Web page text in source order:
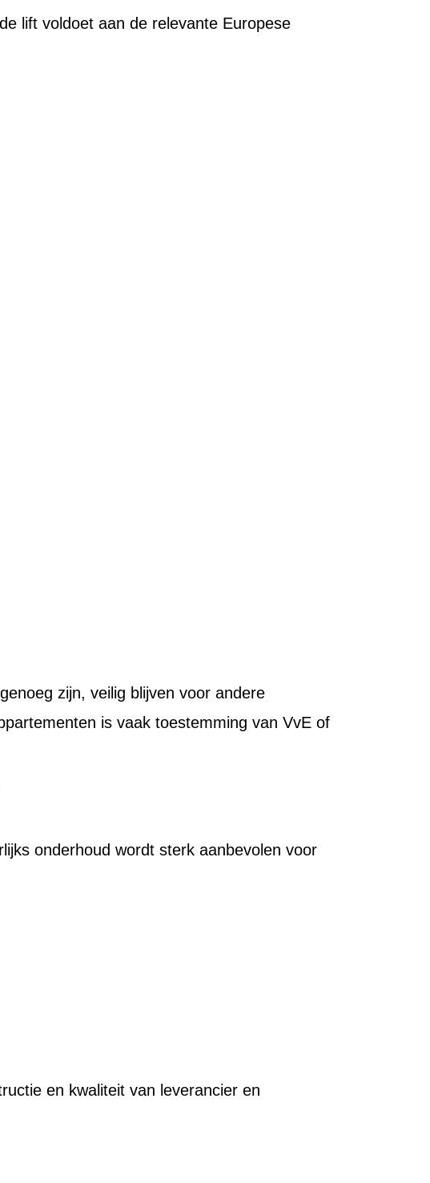
lift voldoet aan de relevante Europese
zijn, veilig blijven voor andere
is vaak toestemming van VvE of
onderhoud wordt sterk aanbevolen voor
en kwaliteit van leverancier en